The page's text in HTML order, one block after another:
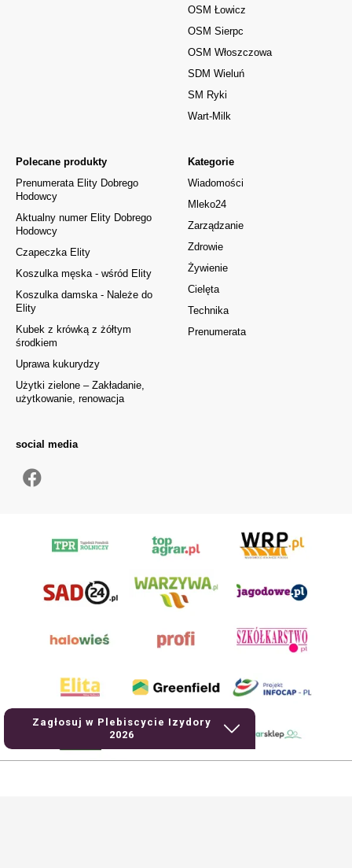
Zagłosuj w Plebiscycie Izydory
2026
Kategorie
Wiadomości
Mleko24
Zarządzanie
Zdrowie
Żywienie
Cielęta
Technika
Prenumerata
Polecane produkty
Prenumerata Elity Dobrego
Hodowcy
Aktualny numer Elity Dobrego
Hodowcy
Czapeczka Elity
Koszulka męska - wśród Elity
Koszulka damska - Należe do
Elity
Kubek z krówką z żółtym
środkiem
Uprawa kukurydzy
Użytki zielone – Zakładanie,
użytkowanie, renowacja
OSM Łowicz
OSM Sierpc
OSM Włoszczowa
SDM Wieluń
SM Ryki
Wart-Milk
social media